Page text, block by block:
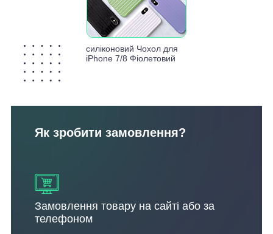
силіконовий Чохол для
iPhone 7/8 Фіолетовий
Як зробити замовлення?
Замовлення товару на сайті або за
телефоном